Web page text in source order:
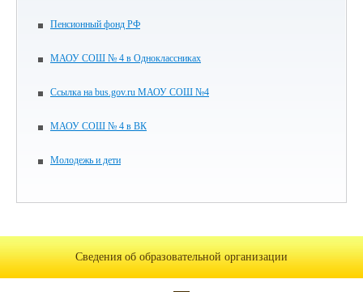
Пенсионный фонд РФ
МАОУ СОШ № 4 в Одноклассниках
Ссылка на bus.gov.ru МАОУ СОШ №4
МАОУ СОШ № 4 в ВК
Молодежь и дети
Сведения об образовательной организации